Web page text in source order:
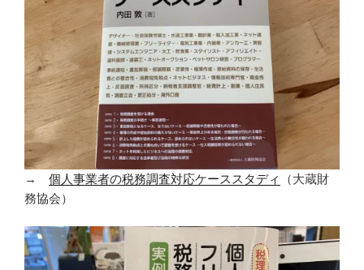
→ 個人事業者の税務調査対応ケーススタディ
（大蔵財
務協会）